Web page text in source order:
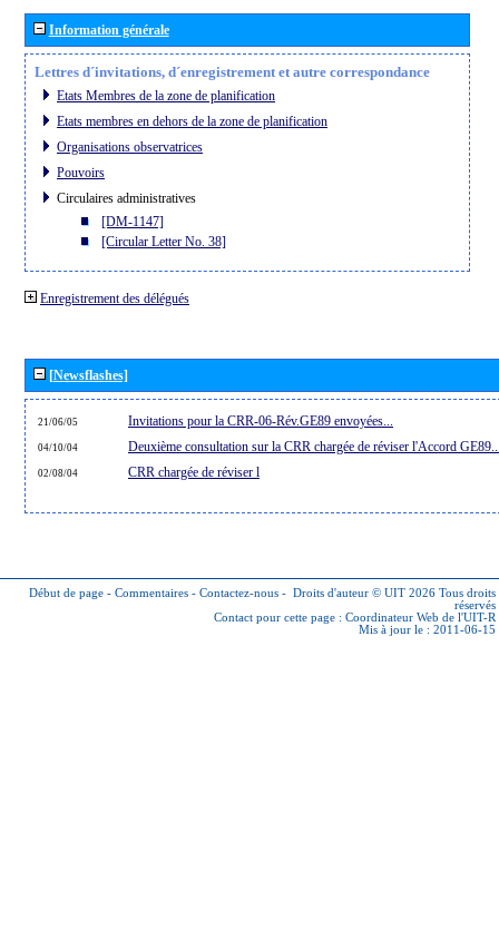
Information générale
Lettres d´invitations, d´enregistrement et autre correspondance
Etats Membres de la zone de planification
Etats membres en dehors de la zone de planification
Organisations observatrices
Pouvoirs
Circulaires administratives
[DM-1147]
[Circular Letter No. 38]
Enregistrement des délégués
[Newsflashes]
21/06/05 Invitations pour la CRR-06-Rév.GE89 envoyées...
04/10/04 Deuxième consultation sur la CRR chargée de réviser l'Accord
02/08/04 CRR chargée de réviser l
Début de page - Commentaires - Contactez-nous - Droits d'auteur © UIT 2026 Tous droits
réservés
Contact pour cette page : Coordinateur Web de l'UIT-R
Mis à jour le : 2011-06-15